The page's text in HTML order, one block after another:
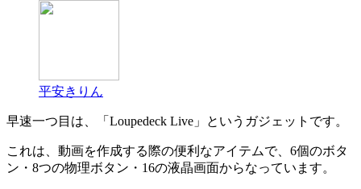
平安きりん
早速一つ目は、「Loupedeck Live」というガジェットです。
これは、動画を作成する際の便利なアイテムで、6個のボタ
ン・8つの物理ボタン・16の液晶画面からなっています。